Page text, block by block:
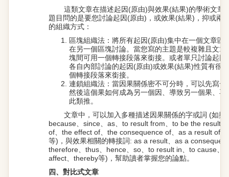
這類文章在描述起因(原由)與效果(結果)的學術文章
題目問的是要您討論起因(原由)，或效果(結果)，抑或兩
的組織方式：
區塊組織法：將所有起因(原由)集中在一個文章區
在另一個區塊討論。當您寫的主題是較複雜且文
塊間可用一個轉接段落來銜接。或者單只討論起
各自內部討論的起因(原由)或效果(結果)性質有很
個轉接段落來銜接。
連鎖組織法：當因果關係密不可分時，可以先寫
然後這個果如何成為另一個因、導致另一個果、
此類推。
文章中，可以加入多種描述因果關係的字或詞 (如
because、since、as、to result from、to be the result
of、the effect of、the consequence of、as a result of
等)，與效果相關的轉接詞: as a result、as a
therefore、thus、hence、so、to result in、to cause、
affect、thereby等)，幫助讀者掌握您的論點。
四、對比式文章